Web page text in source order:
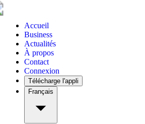
Accueil
Business
Actualités
À propos
Contact
Connexion
Télécharge l'appli
Français